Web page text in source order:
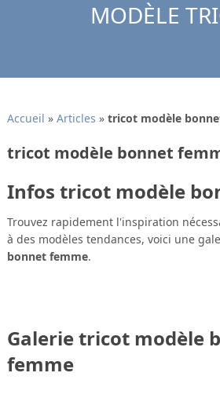
MODÈLE
Accueil » Articles » tricot modèle
tricot modèle bonnet
Infos tricot modèle
Trouvez rapidement l'inspiration
à des modèles tendances, voici une
bonnet femme.
Galerie tricot modèle
femme